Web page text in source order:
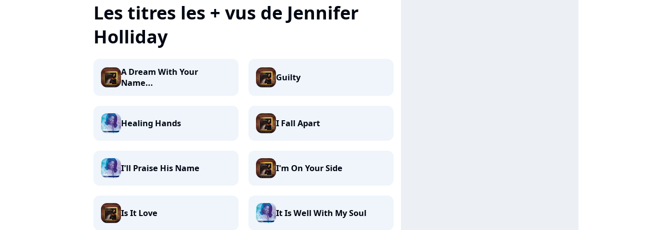
Les titres les + vus de Jennifer
Holliday
A Dream With Your
Name...
Guilty
Healing Hands I Fall Apart
I'll Praise His Name I'm On Your Side
Is It Love It Is Well With My Soul